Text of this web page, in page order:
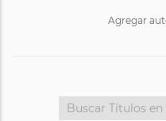
Agregar